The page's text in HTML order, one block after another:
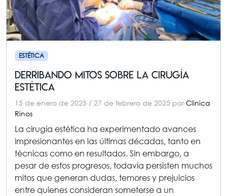
ESTÉTICA
DERRIBANDO MITOS SOBRE LA CIRUGÍA
ESTÉTICA
15 de enero de 2025 / 27 de febrero de 2025 porClinica
Rinos
La cirugía estética ha experimentado avances
impresionantes en las últimas décadas, tanto en
técnicas como en resultados. Sin embargo, a
pesar de estos progresos, todavía persisten muchos
mitos que generan dudas, temores y prejuicios
entre quienes consideran someterse a un